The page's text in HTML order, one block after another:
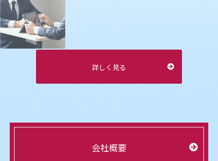
詳しく見る
会社概要